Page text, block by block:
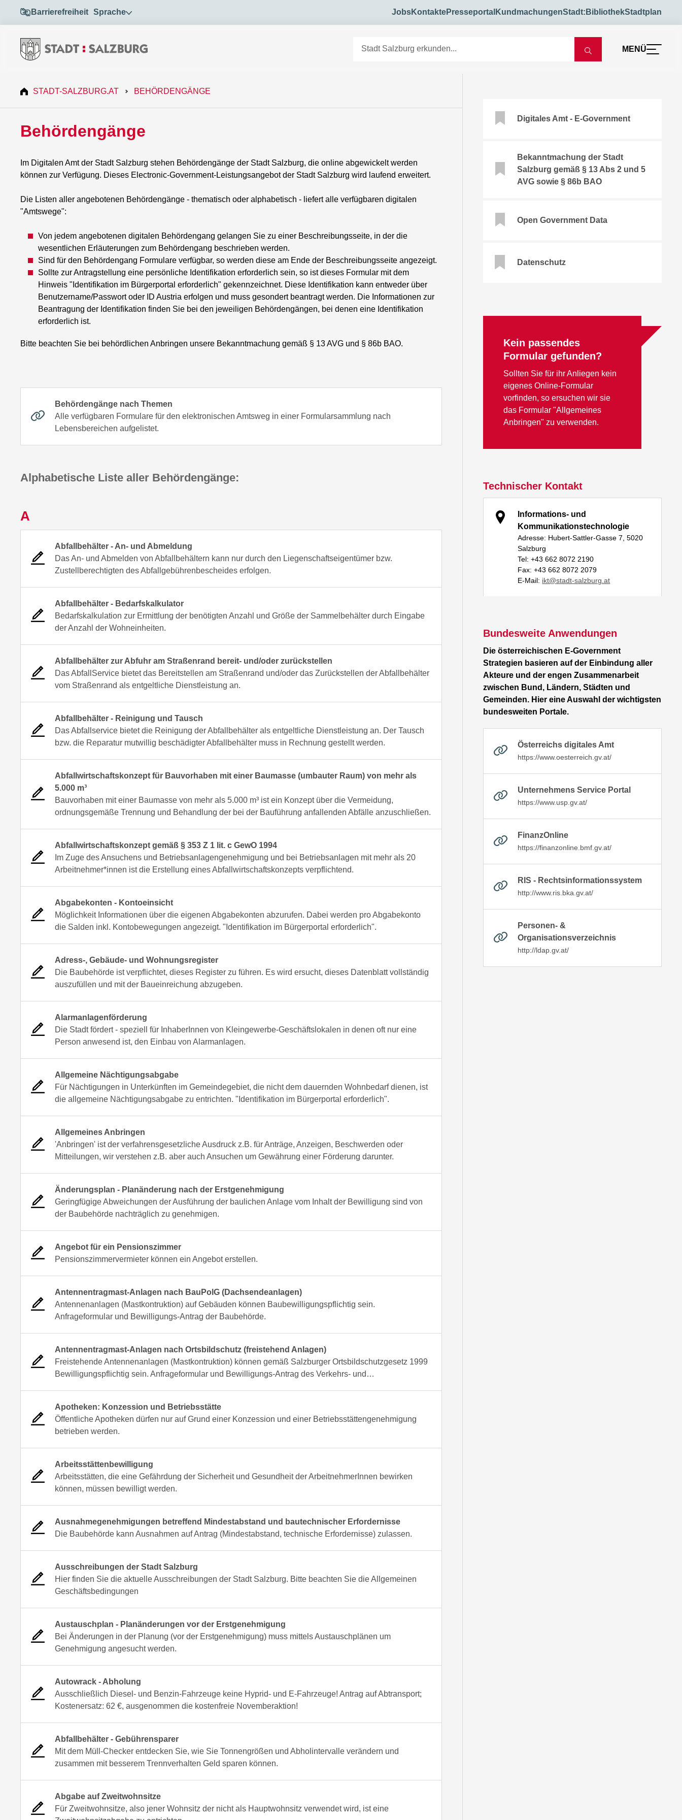
Barrierefreiheit Sprache JobsKontaktePresseportal KundmachungenStadt:BibliothekStadtplan
MENÜ
STADT-SALZBURG.AT BEHÖRDENGÄNGE
Behördengänge
Im Digitalen Amt der Stadt Salzburg stehen Behördengänge der Stadt Salzburg, die online abgewickelt werden
können zur Verfügung. Dieses Electronic-Government-Leistungsangebot der Stadt Salzburg wird laufend erweitert.
Die Listen aller angebotenen Behördengänge - thematisch oder alphabetisch - liefert alle verfügbaren digitalen
"Amtswege":
Von jedem angebotenen digitalen Behördengang gelangen Sie zu einer Beschreibungsseite, in der die
wesentlichen Erläuterungen zum Behördengang beschrieben werden.
Sind für den Behördengang Formulare verfügbar, so werden diese am Ende der Beschreibungsseite angezeigt.
Sollte zur Antragstellung eine persönliche Identifikation erforderlich sein, so ist dieses Formular mit dem
Hinweis "Identifikation im Bürgerportal erforderlich" gekennzeichnet. Diese Identifikation kann entweder über
Benutzername/Passwort oder ID Austria erfolgen und muss gesondert beantragt werden. Die Informationen zur
Beantragung der Identifikation finden Sie bei den jeweiligen Behördengängen, bei denen eine Identifikation
erforderlich ist.
Bitte beachten Sie bei behördlichen Anbringen unsere Bekanntmachung gemäß § 13 AVG und § 86b BAO.
Behördengänge nach Themen
Alle verfügbaren Formulare für den elektronischen Amtsweg in einer Formularsammlung nach
Lebensbereichen aufgelistet.
Alphabetische Liste aller Behördengänge:
A
Abfallbehälter - An- und Abmeldung
Das An- und Abmelden von Abfallbehältern kann nur durch den Liegenschaftseigentümer bzw.
Zustellberechtigten des Abfallgebührenbescheides erfolgen.
Abfallbehälter - Bedarfskalkulator
Bedarfskalkulation zur Ermittlung der benötigten Anzahl und Größe der Sammelbehälter durch Eingabe
der Anzahl der Wohneinheiten.
Abfallbehälter zur Abfuhr am Straßenrand bereit- und/oder zurückstellen
Das AbfallService bietet das Bereitstellen am Straßenrand und/oder das Zurückstellen der Abfallbehälter
vom Straßenrand als entgeltliche Dienstleistung an.
Abfallbehälter - Reinigung und Tausch
Das Abfallservice bietet die Reinigung der Abfallbehälter als entgeltliche Dienstleistung an. Der Tausch
bzw. die Reparatur mutwillig beschädigter Abfallbehälter muss in Rechnung gestellt werden.
Abfallwirtschaftskonzept für Bauvorhaben mit einer Baumasse (umbauter Raum) von mehr als
5.000 m³
Bauvorhaben mit einer Baumasse von mehr als 5.000 m³ ist ein Konzept über die Vermeidung,
ordnungsgemäße Trennung und Behandlung der bei der Bauführung anfallenden Abfälle anzuschließen.
Abfallwirtschaftskonzept gemäß § 353 Z 1 lit. c GewO 1994
Im Zuge des Ansuchens und Betriebsanlagengenehmigung und bei Betriebsanlagen mit mehr als 20
Arbeitnehmer*innen ist die Erstellung eines Abfallwirtschaftskonzepts verpflichtend.
Abgabekonten - Kontoeinsicht
Möglichkeit Informationen über die eigenen Abgabekonten abzurufen. Dabei werden pro Abgabekonto
die Salden inkl. Kontobewegungen angezeigt. "Identifikation im Bürgerportal erforderlich".
Adress-, Gebäude- und Wohnungsregister
Die Baubehörde ist verpflichtet, dieses Register zu führen. Es wird ersucht, dieses Datenblatt vollständig
auszufüllen und mit der Baueinreichung abzugeben.
Alarmanlagenförderung
Die Stadt fördert - speziell für InhaberInnen von Kleingewerbe-Geschäftslokalen in denen oft nur eine
Person anwesend ist, den Einbau von Alarmanlagen.
Allgemeine Nächtigungsabgabe
Für Nächtigungen in Unterkünften im Gemeindegebiet, die nicht dem dauernden Wohnbedarf dienen, ist
die allgemeine Nächtigungsabgabe zu entrichten. "Identifikation im Bürgerportal erforderlich".
Allgemeines Anbringen
'Anbringen' ist der verfahrensgesetzliche Ausdruck z.B. für Anträge, Anzeigen, Beschwerden oder
Mitteilungen, wir verstehen z.B. aber auch Ansuchen um Gewährung einer Förderung darunter.
Änderungsplan - Planänderung nach der Erstgenehmigung
Geringfügige Abweichungen der Ausführung der baulichen Anlage vom Inhalt der Bewilligung sind von
der Baubehörde nachträglich zu genehmigen.
Angebot für ein Pensionszimmer
Pensionszimmervermieter können ein Angebot erstellen.
Antennentragmast-Anlagen nach BauPolG (Dachsendeanlagen)
Antennenanlagen (Mastkontruktion) auf Gebäuden können Baubewilligungspflichtig sein.
Anfrageformular und Bewilligungs-Antrag der Baubehörde.
Antennentragmast-Anlagen nach Ortsbildschutz (freistehend Anlagen)
Freistehende Antennenanlagen (Mastkontruktion) können gemäß Salzburger Ortsbildschutzgesetz 1999
Bewilligungspflichtig sein. Anfrageformular und Bewilligungs-Antrag des Verkehrs- und…
Apotheken: Konzession und Betriebsstätte
Öffentliche Apotheken dürfen nur auf Grund einer Konzession und einer Betriebsstättengenehmigung
betrieben werden.
Arbeitsstättenbewilligung
Arbeitsstätten, die eine Gefährdung der Sicherheit und Gesundheit der ArbeitnehmerInnen bewirken
können, müssen bewilligt werden.
Ausnahmegenehmigungen betreffend Mindestabstand und bautechnischer Erfordernisse
Die Baubehörde kann Ausnahmen auf Antrag (Mindestabstand, technische Erfordernisse) zulassen.
Ausschreibungen der Stadt Salzburg
Hier finden Sie die aktuelle Ausschreibungen der Stadt Salzburg. Bitte beachten Sie die Allgemeinen
Geschäftsbedingungen
Austauschplan - Planänderungen vor der Erstgenehmigung
Bei Änderungen in der Planung (vor der Erstgenehmigung) muss mittels Austauschplänen um
Genehmigung angesucht werden.
Autowrack - Abholung
Ausschließlich Diesel- und Benzin-Fahrzeuge keine Hyprid- und E-Fahrzeuge! Antrag auf Abtransport;
Kostenersatz: 62 €, ausgenommen die kostenfreie Novemberaktion!
Abfallbehälter - Gebührensparer
Mit dem Müll-Checker entdecken Sie, wie Sie Tonnengrößen und Abholintervalle verändern und
zusammen mit besserem Trennverhalten Geld sparen können.
Abgabe auf Zweitwohnsitze
Für Zweitwohnsitze, also jener Wohnsitz der nicht als Hauptwohnsitz verwendet wird, ist eine
Digitales Amt - E-Government
Bekanntmachung der Stadt
Salzburg gemäß § 13 Abs 2 und 5
AVG sowie § 86b BAO
Open Government Data
Datenschutz
Kein passendes
Formular gefunden?
Sollten Sie für ihr Anliegen kein
eigenes Online-Formular
vorfinden, so ersuchen wir sie
das Formular "Allgemeines
Anbringen" zu verwenden.
Technischer Kontakt
Informations- und
Kommunikationstechnologie
Adresse: Hubert-Sattler-Gasse 7, 5020
Salzburg
Tel: +43 662 8072 2190
Fax: +43 662 8072 2079
E-Mail: ikt@stadt-salzburg.at
Bundesweite Anwendungen
Die österreichischen E-Government
Strategien basieren auf der Einbindung aller
Akteure und der engen Zusammenarbeit
zwischen Bund, Ländern, Städten und
Gemeinden. Hier eine Auswahl der wichtigsten
bundesweiten Portale.
Österreichs digitales Amt
https://www.oesterreich.gv.at/
Unternehmens Service Portal
https://www.usp.gv.at/
FinanzOnline
https://finanzonline.bmf.gv.at/
RIS - Rechtsinformationssystem
http://www.ris.bka.gv.at/
Personen- &
Organisationsverzeichnis
http://ldap.gv.at/